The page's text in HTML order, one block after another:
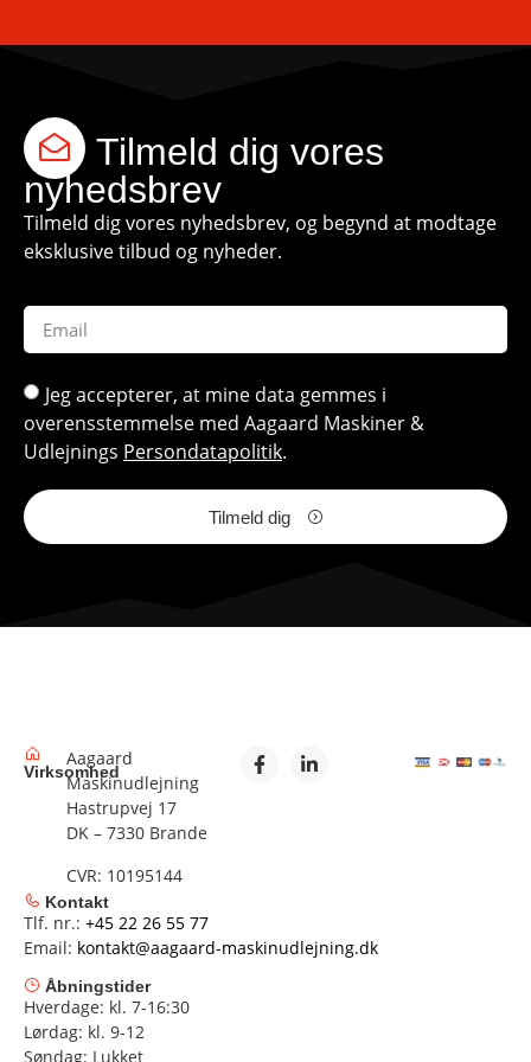
Tilmeld dig vores
nyhedsbrev
Tilmeld dig vores nyhedsbrev, og begynd at modtage
eksklusive tilbud og nyheder.
Jeg accepterer, at mine data gemmes i
overensstemmelse med Aagaard Maskiner &
Udlejnings Persondatapolitik.
Tilmeld dig
Virksomhed
Aagaard
Maskinudlejning
Hastrupvej 17
DK – 7330 Brande
CVR: 10195144
Kontakt
Tlf. nr.: +45 22 26 55 77
Email: kontakt@aagaard-maskinudlejning.dk
Åbningstider
Hverdage: kl. 7-16:30
Lørdag: kl. 9-12
Søndag: Lukket